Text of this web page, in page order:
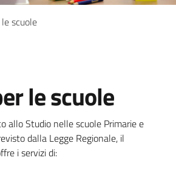
scuole
le scuole
allo Studio nelle scuole Primarie e
dalla Legge Regionale, il
i servizi di: